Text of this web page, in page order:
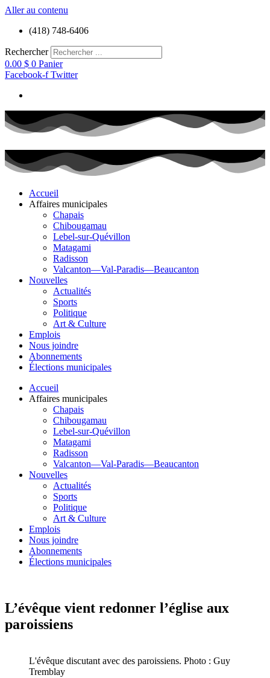
Aller au contenu
(418) 748-6406
Rechercher
0.00 $ 0 Panier
Facebook-f Twitter
Accueil
Affaires municipales
Chapais
Chibougamau
Lebel-sur-Quévillon
Matagami
Radisson
Valcanton—Val-Paradis—Beaucanton
Nouvelles
Actualités
Sports
Politique
Art & Culture
Emplois
Nous joindre
Abonnements
Élections municipales
Accueil
Affaires municipales
Chapais
Chibougamau
Lebel-sur-Quévillon
Matagami
Radisson
Valcanton—Val-Paradis—Beaucanton
Nouvelles
Actualités
Sports
Politique
Art & Culture
Emplois
Nous joindre
Abonnements
Élections municipales
L’évêque vient redonner l’église aux
paroissiens
L'évêque discutant avec des paroissiens. Photo : Guy
Tremblay